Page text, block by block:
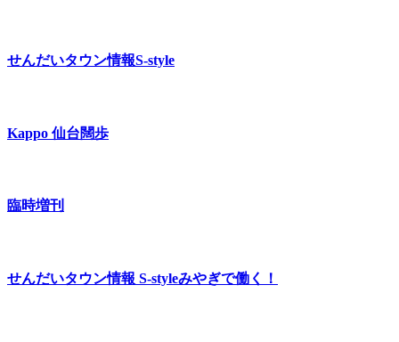
せんだいタウン情報S-style
Kappo 仙台闊歩
臨時増刊
せんだいタウン情報 S-styleみやぎで働く！